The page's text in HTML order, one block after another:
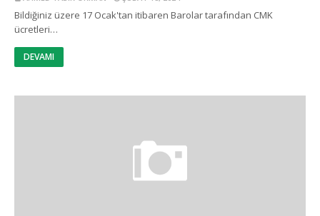
Bildiğiniz üzere 17 Ocak'tan itibaren Barolar tarafından CMK
ücretleri…
DEVAMI